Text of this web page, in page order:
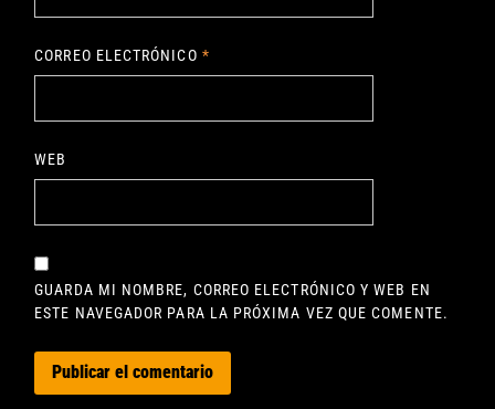
CORREO ELECTRÓNICO *
WEB
GUARDA MI NOMBRE, CORREO ELECTRÓNICO Y WEB EN
ESTE NAVEGADOR PARA LA PRÓXIMA VEZ QUE COMENTE.